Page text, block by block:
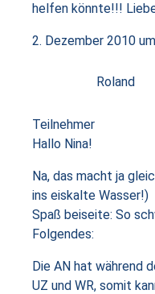
helfen könnte!!!
2. Dezember 2010
Roland
Teilnehmer
Hallo Nina!
Na, das macht ja
ins eiskalte Wasser!)
Spaß beiseite: So
Folgendes:
Die AN hat während
UZ und WR, somit